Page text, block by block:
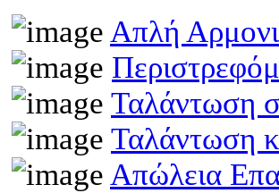
Απλή
Ταλάντωση
Ταλάντωση
Απώλεια